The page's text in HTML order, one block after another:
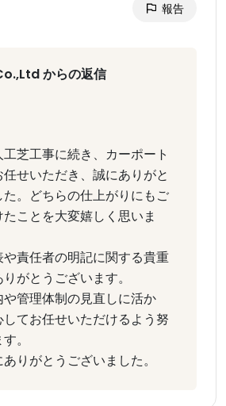
報告
からの返信
芝工事に続き、カーポート
せいただき、誠にありがと
た。どちらの仕上がりにもご
ことを大変嬉しく思いま
や責任者の明記に関する貴重
がとうございます。
管理体制の見直しに活か
してお任せいただけるよう努
。
りがとうございました。